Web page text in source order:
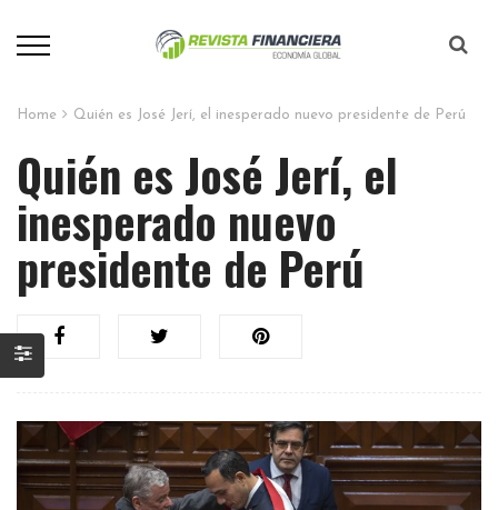
Home Quién es José Jerí, el inesperado nuevo presidente de Perú
Quién es José Jerí, el
inesperado nuevo
presidente de Perú